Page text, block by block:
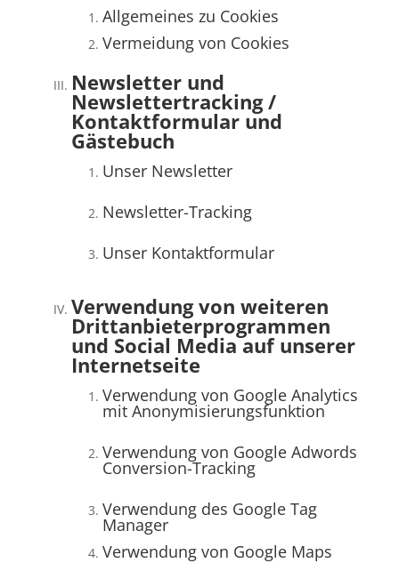
Allgemeines zu Cookies
Vermeidung von Cookies
Newsletter und
Newslettertracking /
Kontaktformular und
Gästebuch
Unser Newsletter
Newsletter-Tracking
Unser Kontaktformular
Verwendung von weiteren
Drittanbieterprogrammen
und Social Media auf unserer
Internetseite
Verwendung von Google Analytics
mit Anonymisierungsfunktion
Verwendung von Google Adwords
Conversion-Tracking
Verwendung des Google Tag
Manager
Verwendung von Google Maps